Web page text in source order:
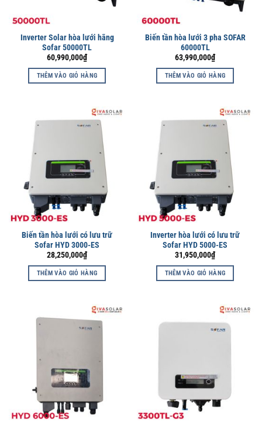
Inverter Solar hòa lưới hãng
Sofar 50000TL
60,990,000₫
THÊM VÀO GIỎ HÀNG
Biến tần hòa lưới 3 pha SOFAR
60000TL
63,990,000₫
THÊM VÀO GIỎ HÀNG
Biến tần hòa lưới có lưu trữ
Sofar HYD 3000-ES
28,250,000₫
THÊM VÀO GIỎ HÀNG
Inverter hòa lưới có lưu trữ
Sofar HYD 5000-ES
31,950,000₫
THÊM VÀO GIỎ HÀNG